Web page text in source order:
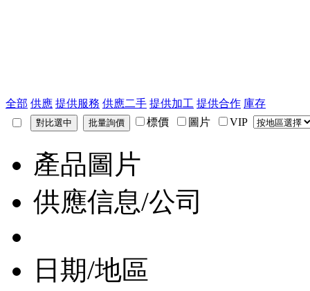
全部 供應 提供服務 供應二手 提供加工 提供合作 庫存
標價
圖片 VIP
產品圖片
供應信息/公司
日期/地區